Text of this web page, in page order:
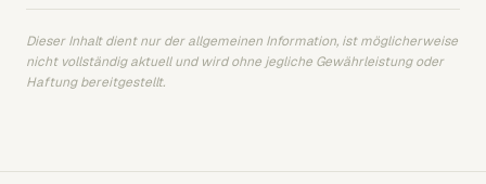
Dieser Inhalt dient nur der allgemeinen Information, ist möglicherweise
nicht vollständig aktuell und wird ohne jegliche Gewährleistung oder
Haftung bereitgestellt.